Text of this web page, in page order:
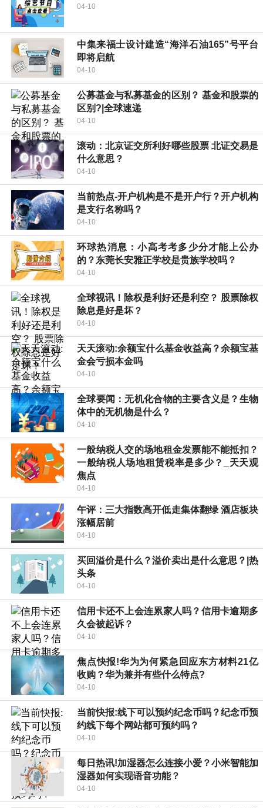
04-10
中集来福士设计建造“海洋石油165”号平台
即将启航
04-10
公募基金与私募基金的区别？ 基金和股票的
区别?|全球速递
04-10
滚动：北京证交所利好哪些股票 北证交易是
什么意思？
04-10
当前热点-开户机构是不是开户行？开户机构
是支行名称吗？
04-10
环球热消息：小高考考多少分才能上公办
的？东莞长安雅正学校是贵族学校吗？
04-10
全球视讯！除权是利好还是利空？ 股票除权
除息是好是坏？
04-10
天天滚动:余额宝什么基金收益高？余额宝基
金会亏损本金吗
04-10
全球要闻：无机化合物的主要含义是？生物
体中的无机物是什么？
04-10
一般纳税人交的场地租金发票能不能抵扣？
一般纳税人场地租赁税率是多少？_天天观
焦点
04-10
午评：三大指数高开低走集体翻绿 酒店板块
涨幅居前
04-10
买回溢价是什么？溢价卖出是什么意思？|热
头条
04-10
信用卡还不上会连累家人吗？信用卡逾期多
久会被起诉？
04-10
焦点快报!华为为何紧急回应东方材料21亿
收购？华为兼并有些什么特点?
04-10
当前快报:线下可以预约纪念币吗？纪念币预
约线下每个网站都可预约吗？
04-10
每日热讯!加湿器怎么连接小爱？小米智能加
湿器如何实现语音功能？
04-10